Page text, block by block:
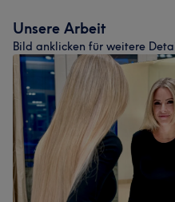
Unsere Arbeit
Bild anklicken für weitere